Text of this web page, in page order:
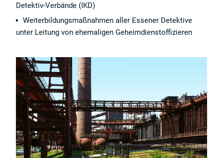
Detektiv-Verbände (IKD)
Weiterbildungsmaßnahmen aller Essener Detektive
unter Leitung von ehemaligen Geheimdienstoffizieren